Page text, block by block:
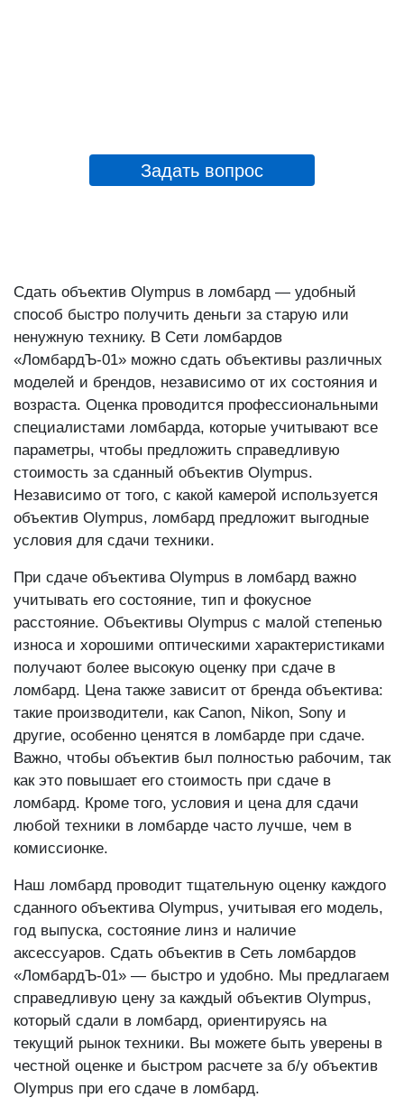
Задать вопрос
Сдать объектив Olympus в ломбард — удобный
способ быстро получить деньги за старую или
ненужную технику. В Сети ломбардов
«ЛомбардЪ-01» можно сдать объективы различных
моделей и брендов, независимо от их состояния и
возраста. Оценка проводится профессиональными
специалистами ломбарда, которые учитывают все
параметры, чтобы предложить справедливую
стоимость за сданный объектив Olympus.
Независимо от того, с какой камерой используется
объектив Olympus, ломбард предложит выгодные
условия для сдачи техники.
При сдаче объектива Olympus в ломбард важно
учитывать его состояние, тип и фокусное
расстояние. Объективы Olympus с малой степенью
износа и хорошими оптическими характеристиками
получают более высокую оценку при сдаче в
ломбард. Цена также зависит от бренда объектива:
такие производители, как Canon, Nikon, Sony и
другие, особенно ценятся в ломбарде при сдаче.
Важно, чтобы объектив был полностью рабочим, так
как это повышает его стоимость при сдаче в
ломбард. Кроме того, условия и цена для сдачи
любой техники в ломбарде часто лучше, чем в
комиссионке.
Наш ломбард проводит тщательную оценку каждого
сданного объектива Olympus, учитывая его модель,
год выпуска, состояние линз и наличие
аксессуаров. Сдать объектив в Сеть ломбардов
«ЛомбардЪ-01» — быстро и удобно. Мы предлагаем
справедливую цену за каждый объектив Olympus,
который сдали в ломбард, ориентируясь на
текущий рынок техники. Вы можете быть уверены в
честной оценке и быстром расчете за б/у объектив
Olympus при его сдаче в ломбард.